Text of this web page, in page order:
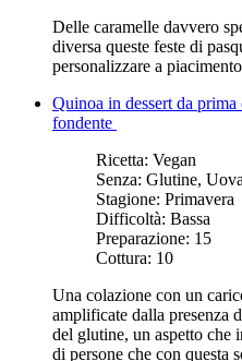
Delle caramelle davvero
diversa queste feste di
personalizzare a
Quinoa in dessert da
fondente
Ricetta: Vegan
Senza: Glutine,
Stagione: Primavera
Difficoltà: Bassa
Preparazione: 15
Cottura: 10
Una colazione con un
amplificate dalla presenza
del glutine, un aspetto che
di persone che con questa